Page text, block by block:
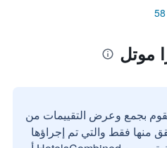
موتل
بجمع وعرض التقييمات من
منها فقط والتي تم إجراؤها